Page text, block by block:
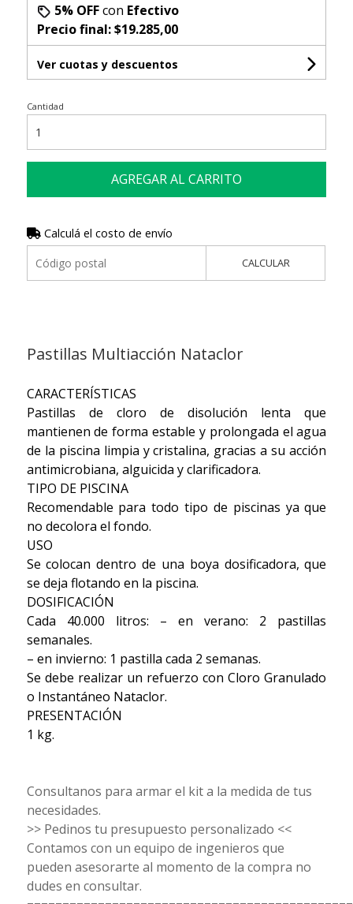
5% OFFcon Efectivo
Precio final:$19.285,00
Ver cuotas y descuentos
Cantidad
AGREGAR AL CARRITO
Calculá el costo de envío
CALCULAR
Pastillas Multiacción Nataclor
CARACTERÍSTICAS
Pastillas de cloro de disolución lenta que
mantienen de forma estable y prolongada el agua
de la piscina limpia y cristalina, gracias a su acción
antimicrobiana, alguicida y clarificadora.
TIPO DE PISCINA
Recomendable para todo tipo de piscinas ya que
no decolora el fondo.
USO
Se colocan dentro de una boya dosificadora, que
se deja flotando en la piscina.
DOSIFICACIÓN
Cada 40.000 litros: – en verano: 2 pastillas
semanales.
– en invierno: 1 pastilla cada 2 semanas.
Se debe realizar un refuerzo con Cloro Granulado
o Instantáneo Nataclor.
PRESENTACIÓN
1 kg.
Consultanos para armar el kit a la medida de tus
necesidades.
>> Pedinos tu presupuesto personalizado <<
Contamos con un equipo de ingenieros que
pueden asesorarte al momento de la compra no
dudes en consultar.